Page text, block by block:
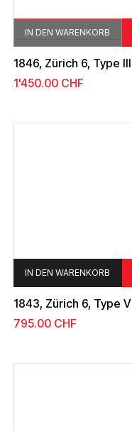
1846, Zürich 6, Type III
IN DEN WARENKORB
1'450.00 CHF
1843, Zürich 6, Type V
IN DEN WARENKORB
795.00 CHF